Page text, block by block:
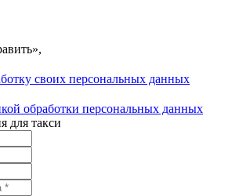
своих персональных данных
обработки персональных данных
для такси